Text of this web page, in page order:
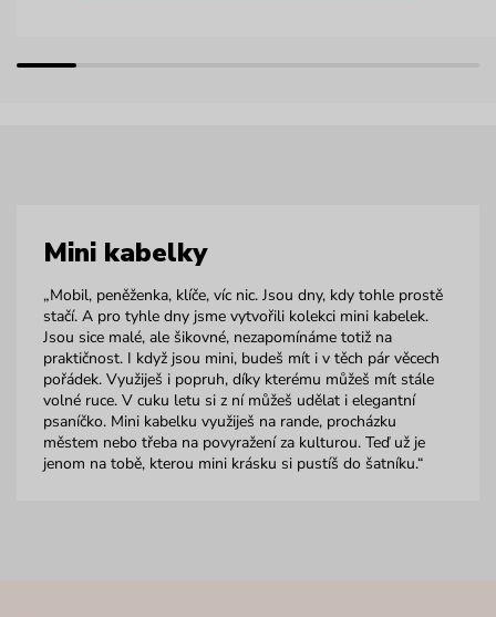
Mini kabelky
„Mobil, peněženka, klíče, víc nic. Jsou dny, kdy tohle prostě
stačí. A pro tyhle dny jsme vytvořili kolekci mini kabelek.
Jsou sice malé, ale šikovné, nezapomínáme totiž na
praktičnost. I když jsou mini, budeš mít i v těch pár věcech
pořádek. Využiješ i popruh, díky kterému můžeš mít stále
volné ruce. V cuku letu si z ní můžeš udělat i elegantní
psaníčko. Mini kabelku využiješ na rande, procházku
městem nebo třeba na povyražení za kulturou. Teď už je
jenom na tobě, kterou mini krásku si pustíš do šatníku.“